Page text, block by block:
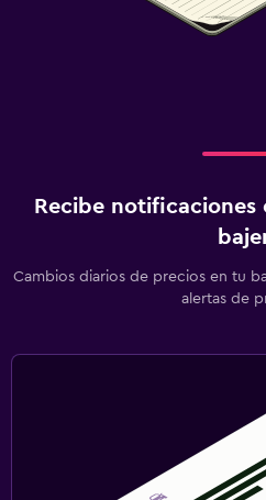
Recibe notificaciones
Cambios diarios de precios en tu
alertas de